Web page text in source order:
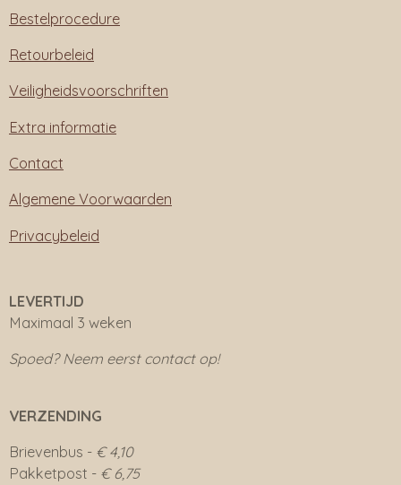
Bestelprocedure
Retourbeleid
Veiligheidsvoorschriften
Extra informatie
Contact
Algemene Voorwaarden
Privacybeleid
LEVERTIJD
Maximaal 3 weken
Spoed? Neem eerst contact op!
VERZENDING
Brievenbus - € 4,10
Pakketpost - € 6,75